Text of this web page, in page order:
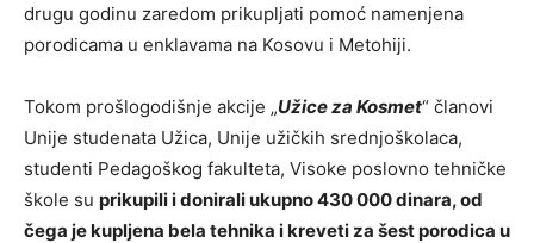
drugu godinu zaredom prikupljati pomoć namenjena
porodicama u enklavama na Kosovu i Metohiji.
Tokom prošlogodišnje akcije „Užice za Kosmet“ članovi
Unije studenata Užica, Unije užičkih srednjoškolaca,
studenti Pedagoškog fakulteta, Visoke poslovno tehničke
škole su prikupili i donirali ukupno 430 000 dinara, od
čega je kupljena bela tehnika i kreveti za šest porodica u